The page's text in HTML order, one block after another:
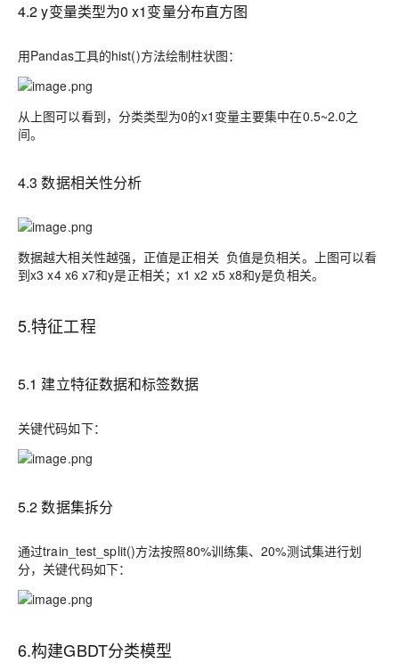
4.2y变量类型为0 x1变量分布直方图
用Pandas工具的hist()方法绘制柱状图：
从上图可以看到，分类类型为0的x1变量主要集中在0.5~2.0之
间。
4.3数据相关性分析
数据越大相关性越强，正值是正相关 负值是负相关。上图可以看
到x3 x4 x6 x7和y是正相关；x1 x2 x5 x8和y是负相关。
5.特征工程
5.1 建立特征数据和标签数据
关键代码如下：
5.2数据集拆分
通过train_test_split()方法按照80%训练集、20%测试集进行划
分，关键代码如下：
6.构建GBDT分类模型